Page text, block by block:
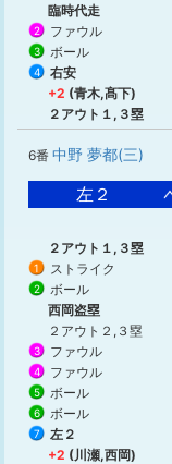
臨時代走
2 ファウル
3 ボール
4
右安
+2 (青木,髙下)
２アウト１,３塁
6番 中野 夢都(三)
左２
２アウト１,３塁
1 ストライク
2 ボール
西岡盗塁
２アウト２,３塁
3 ファウル
4 ファウル
5 ボール
6 ボール
7
左２
+2 (川瀬,西岡)